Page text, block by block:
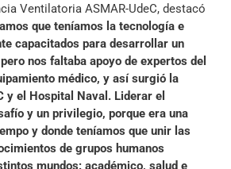
Ventilatoria ASMAR-UdeC, destacó
que teníamos la tecnología e
capacitados para desarrollar un
nos faltaba apoyo de expertos del
médico, y así surgió la
y el Hospital Naval. Liderar el
y un privilegio, porque era una
y donde teníamos que unir las
de grupos humanos
mundos: académico, salud e